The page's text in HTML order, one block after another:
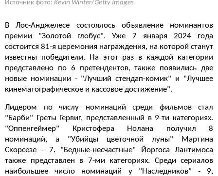
Источник фото: Kevin Winter/Getty Images
В Лос-Анджелесе состоялось объявление номинантов
премии "Золотой глобус". Уже 7 января 2024 года
состоится 81-я церемония награждения, на которой станут
известны победители. На этот раз в каждой категории
представлено по 6 претендентов, также появились две
новые номинации - "Лучший стендап-комик" и "Лучшее
кинематографическое и кассовое достижение".
Лидером по числу номинаций среди фильмов стал
"Барби" Греты Гервиг, представленный в 9-ти категориях.
"Оппенгеймер" Кристофера Нолана получил 8
номинаций, а "Убийцы цветочной луны" Мартина
Скорсезе - 7. "Бедные-несчастные" Йоргоса Лантимоса
также представлен в 7-ми категориях. Среди сериалов
наибольшее число номинаций у "Наследников" - 9,